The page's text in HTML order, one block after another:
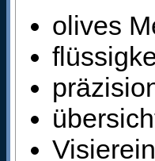
olives